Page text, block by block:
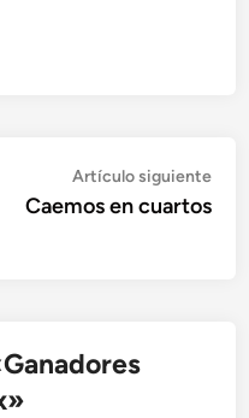
Artículo siguiente
Caemos en cuartos
Ganadores
»